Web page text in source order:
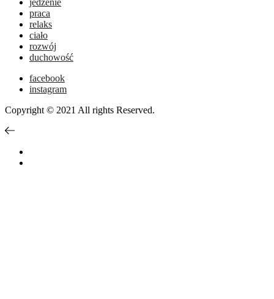
jedzenie
praca
relaks
ciało
rozwój
duchowość
facebook
instagram
Copyright © 2021 All rights Reserved.